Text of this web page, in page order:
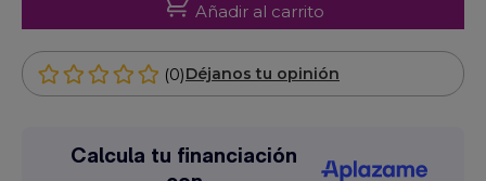
Añadir al carrito
(0)Déjanos tu opinión